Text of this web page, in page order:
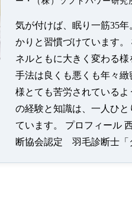
気が付けば、眠り一筋35
かりと習慣づけています
ネルともに大きく変わる
手法は良くも悪くも年々
様とても苦労されている
の経験と知識は、一人ひ
ています。 プロフィール
断協会認定 羽毛診断士「